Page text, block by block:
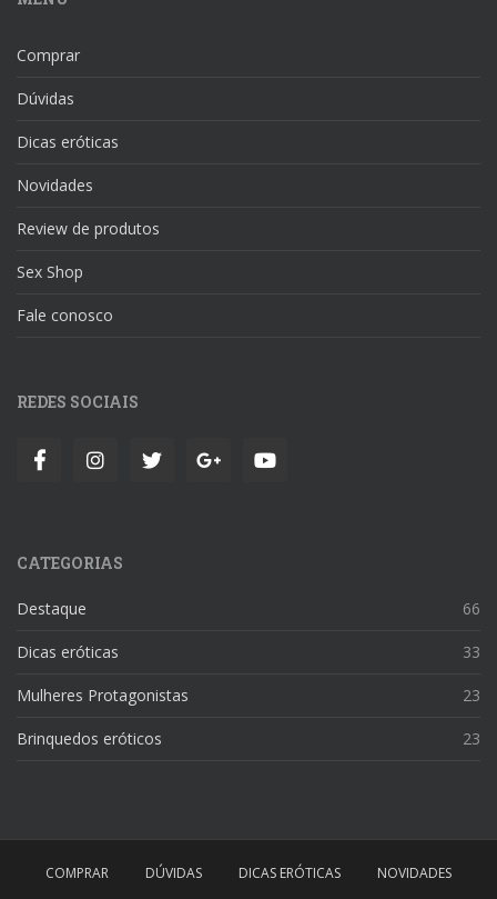
Comprar
Dúvidas
Dicas eróticas
Novidades
Review de produtos
Sex Shop
Fale conosco
REDES SOCIAIS
CATEGORIAS
Destaque 66
Dicas eróticas 33
Mulheres Protagonistas 23
Brinquedos eróticos 23
COMPRAR DÚVIDAS DICAS ERÓTICAS NOVIDADES